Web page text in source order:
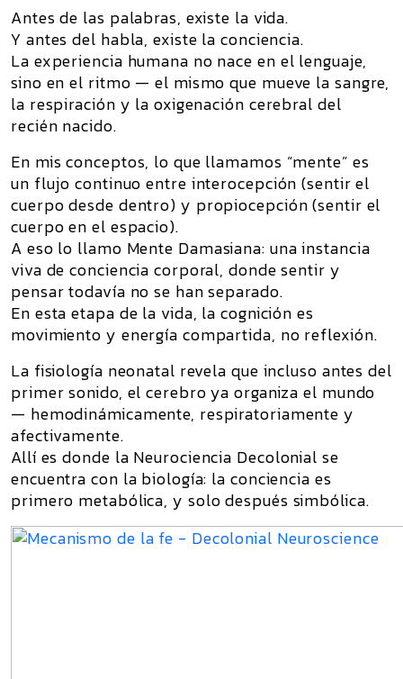
Antes de las palabras, existe la vida.
Y antes del habla, existe la conciencia.
La experiencia humana no nace en el lenguaje,
sino en el ritmo — el mismo que mueve la sangre,
la respiración y la oxigenación cerebral del
recién nacido.
En mis conceptos, lo que llamamos “mente” es
un flujo continuo entre interocepción (sentir el
cuerpo desde dentro) y propiocepción(sentir el
cuerpo en el espacio).
A eso lo llamo Mente Damasiana: una instancia
viva de conciencia corporal, donde sentir y
pensar todavía no se han separado.
En esta etapa de la vida, la cognición es
movimiento y energía compartida, no reflexión.
La fisiología neonatal revela que incluso antes del
primer sonido, el cerebro ya organiza el mundo
— hemodinámicamente, respiratoriamente y
afectivamente.
Allí es donde la Neurociencia Decolonial se
encuentra con la biología: la conciencia es
primero metabólica, y solo después simbólica.